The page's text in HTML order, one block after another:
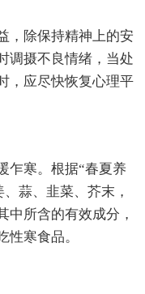
，除保持精神上的安
调摄不良情绪，当处
，应尽快恢复心理平
乍寒。根据“春夏养
蒜、韭菜、芥末，
中所含的有效成分，
寒食品。